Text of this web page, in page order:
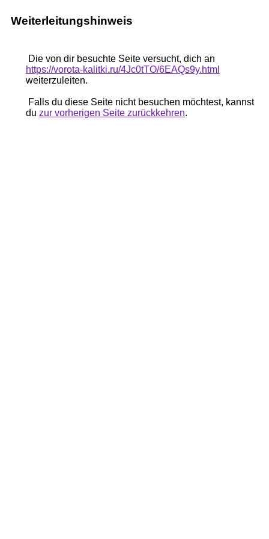
Weiterleitungshinweis
Die von dir besuchte Seite versucht, dich an
https://vorota-kalitki.ru/4Jc0tTO/6EAQs9y.html
weiterzuleiten.
Falls du diese Seite nicht besuchen möchtest, kannst
du zur vorherigen Seite zurückkehren.